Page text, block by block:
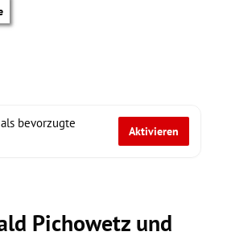
bevorzugte
Aktivieren
Pichowetz und